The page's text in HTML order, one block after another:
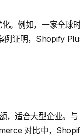
。例如，一家全球
例证明，Shopify
，适合大型企业。
对比中，